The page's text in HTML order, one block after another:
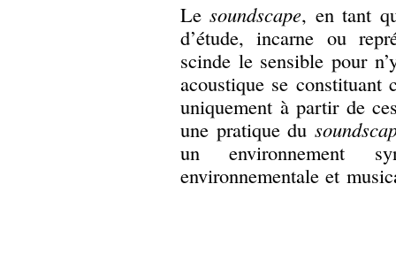
Lesoundscape, en tant
d’étude, incarne ou
scinde le sensible pour
acoustique se constituant
uniquement à partir de
une pratique du
un environnement
environnementale et